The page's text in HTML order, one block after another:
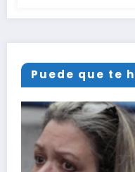
Puede que te
Noticias